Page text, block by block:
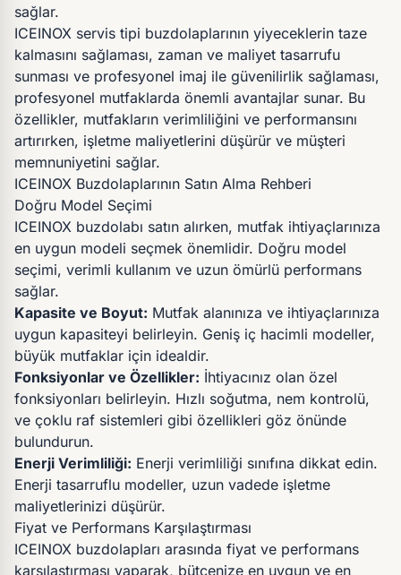
sağlar.
ICEINOX servis tipi buzdolaplarının yiyeceklerin taze
kalmasını sağlaması, zaman ve maliyet tasarrufu
sunması ve profesyonel imaj ile güvenilirlik sağlaması,
profesyonel mutfaklarda önemli avantajlar sunar. Bu
özellikler, mutfakların verimliliğini ve performansını
artırırken, işletme maliyetlerini düşürür ve müşteri
memnuniyetini sağlar.
ICEINOX Buzdolaplarının Satın Alma Rehberi
Doğru Model Seçimi
ICEINOX buzdolabı satın alırken, mutfak ihtiyaçlarınıza
en uygun modeli seçmek önemlidir. Doğru model
seçimi, verimli kullanım ve uzun ömürlü performans
sağlar.
Kapasite ve Boyut: Mutfak alanınıza ve ihtiyaçlarınıza
uygun kapasiteyi belirleyin. Geniş iç hacimli modeller,
büyük mutfaklar için idealdir.
Fonksiyonlar ve Özellikler: İhtiyacınız olan özel
fonksiyonları belirleyin. Hızlı soğutma, nem kontrolü,
ve çoklu raf sistemleri gibi özellikleri göz önünde
bulundurun.
Enerji Verimliliği: Enerji verimliliği sınıfına dikkat edin.
Enerji tasarruflu modeller, uzun vadede işletme
maliyetlerinizi düşürür.
Fiyat ve Performans Karşılaştırması
ICEINOX buzdolapları arasında fiyat ve performans
karşılaştırması yaparak, bütçenize en uygun ve en